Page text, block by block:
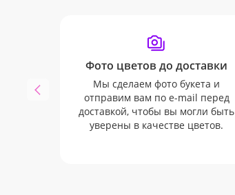
Фото цветов до доставки
Мы сделаем фото букета и
отправим вам по e-mail перед
доставкой, чтобы вы могли быть
уверены в качестве цветов.